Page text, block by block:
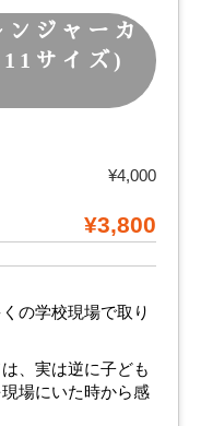
ンジャーカ
サイズ)
¥4,000
¥3,800
の学校現場で取り
、実は逆に子ども
場にいた時から感